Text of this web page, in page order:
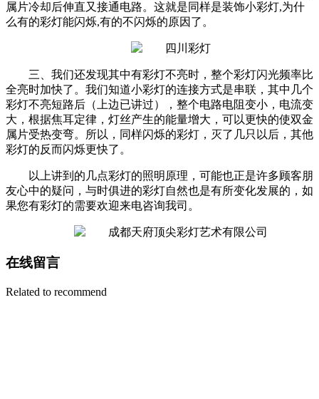
属片冷却后伸直又接通电路。这就是同样是装饰小彩灯,为什
么有的彩灯能闪烁,有的不闪烁的原因了。
三、我们还发现其中有彩灯不亮时，整个彩灯闪光频率比
全亮时加快了。我们知道小彩灯的连接方式是串联，其中几个
彩灯不亮短路后（上边已讲过），整个电路电阻变小，电流变
大，根据焦耳定律，灯丝产生的能量增大，可以更快的使双金
属片受热变弯。所以，同样闪烁的彩灯，灭了几只以后，其他
彩灯的反而闪烁更快了。
以上讲到的几点彩灯的照明原理，可能也正是许多顾客朋
友心中的疑问，与时俱进的彩灯自然也是有所变化发展的，如
果您有彩灯的需要欢迎来电咨询我司。
在线留言
Related to recommend